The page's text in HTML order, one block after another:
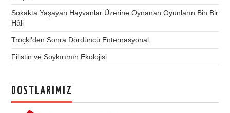
Sokakta Yaşayan Hayvanlar Üzerine Oynanan Oyunların Bin Bir
Hâli
Troçki’den Sonra Dördüncü Enternasyonal
Filistin ve Soykırımın Ekolojisi
DOSTLARIMIZ